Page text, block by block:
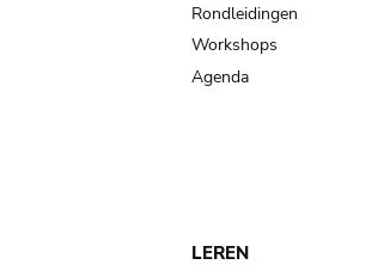
Rondleidingen
Workshops
Agenda
LEREN